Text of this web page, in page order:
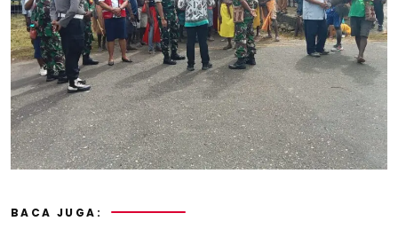
BACA JUGA: